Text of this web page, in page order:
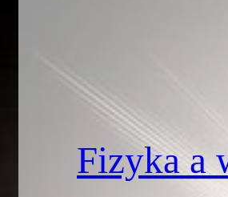
Fizyka a